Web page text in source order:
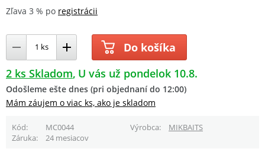
Zľava 3 % po registrácii
Do košíka
2 ks Skladom U vás už pondelok 10.8.
Odošleme ešte dnes (pri objednaní do 12:00)
Mám záujem o viac ks, ako je skladom
Kód MC0044 Výrobca
MIKBAITS
Záruka
24 mesiacov